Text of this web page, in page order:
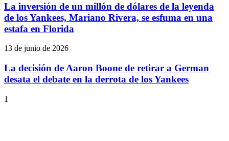
La inversión de un millón de dólares de la leyenda
de los Yankees, Mariano Rivera, se esfuma en una
estafa en Florida
13 de junio de 2026
La decisión de Aaron Boone de retirar a German
desata el debate en la derrota de los Yankees
1